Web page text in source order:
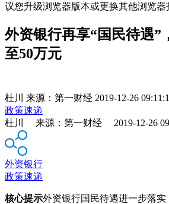
议您升级浏览器版本或更换其他浏览器
外资银行再享“国民待遇”
至50万元
杜川 来源： 第一财经 2019-12-26
政策速递
杜川 来源：第一财经 2019-12-26
外资银行
政策速递
核心提示外资银行国民待遇进一步落实